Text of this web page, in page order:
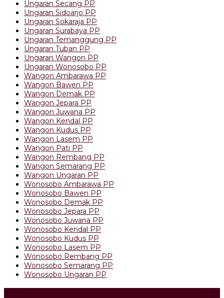
Ungaran Secang PP
Ungaran Sidoarjo PP
Ungaran Sokaraja PP
Ungaran Surabaya PP
Ungaran Temanggung PP
Ungaran Tuban PP
Ungaran Wangon PP
Ungaran Wonosobo PP
Wangon Ambarawa PP
Wangon Bawen PP
Wangon Demak PP
Wangon Jepara PP
Wangon Juwana PP
Wangon Kendal PP
Wangon Kudus PP
Wangon Lasem PP
Wangon Pati PP
Wangon Rembang PP
Wangon Semarang PP
Wangon Ungaran PP
Wonosobo Ambarawa PP
Wonosobo Bawen PP
Wonosobo Demak PP
Wonosobo Jepara PP
Wonosobo Juwana PP
Wonosobo Kendal PP
Wonosobo Kudus PP
Wonosobo Lasem PP
Wonosobo Rembang PP
Wonosobo Semarang PP
Wonosobo Ungaran PP